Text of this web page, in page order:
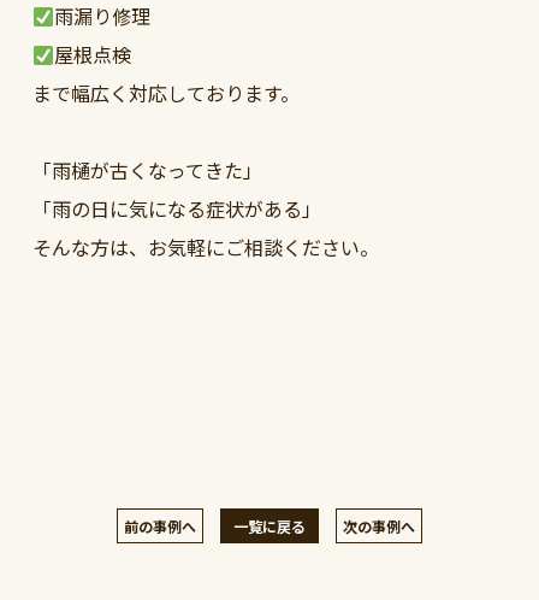
雨漏り修理
屋根点検
まで幅広く対応しております。
「雨樋が古くなってきた」
「雨の日に気になる症状がある」
そんな方は、お気軽にご相談ください。
前の事例へ 一覧に戻る 次の事例へ